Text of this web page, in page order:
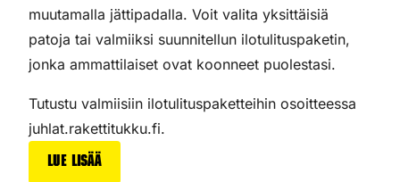
muutamalla jättipadalla. Voit valita yksittäisiä
patoja tai valmiiksi suunnitellun ilotulituspaketin,
jonka ammattilaiset ovat koonneet puolestasi.
Tutustu valmiisiin ilotulituspaketteihin osoitteessa
juhlat.rakettitukku.fi.
Lue lisää